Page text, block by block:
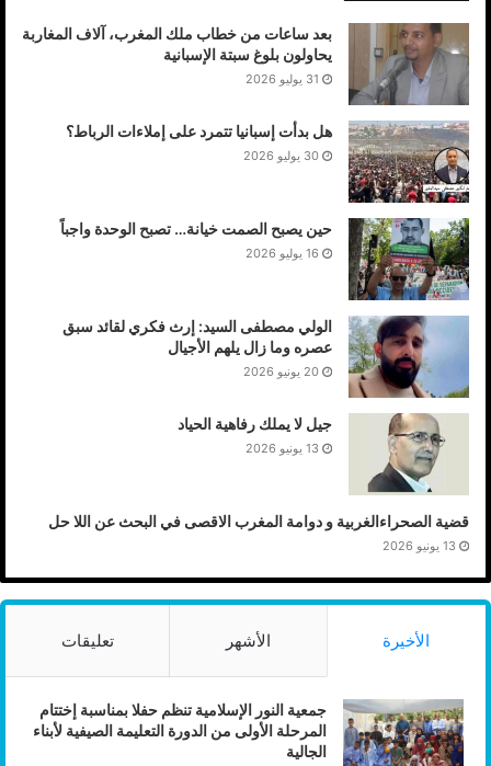
بعد ساعات من خطاب ملك المغرب، آلاف المغاربة
يحاولون بلوغ سبتة الإسبانية
31 يوليو 2026
هل بدأت إسبانيا تتمرد على إملاءات الرباط؟
30 يوليو 2026
حين يصبح الصمت خيانة… تصبح الوحدة واجباً
16 يوليو 2026
الولي مصطفى السيد: إرث فكري لقائد سبق
عصره وما زال يلهم الأجيال
20 يونيو 2026
جيل لا يملك رفاهية الحياد
13 يونيو 2026
قضية الصحراءالغربية و دوامة المغرب الاقصى في البحث عن اللا حل
13 يونيو 2026
الأخيرة الأشهر تعليقات
جمعية النور الإسلامية تنظم حفلا بمناسبة إختتام
المرحلة الأولى من الدورة التعليمة الصيفية لأبناء
الجالية